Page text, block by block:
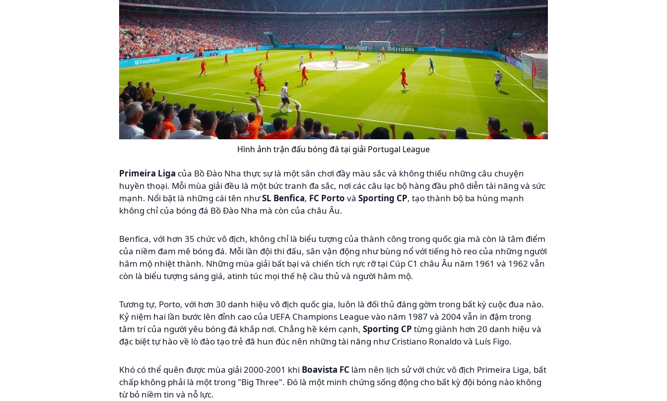
Hình ảnh trận đấu bóng đá tại giải Portugal League
Primeira Liga của Bồ Đào Nha thực sự là một sân chơi đầy màu sắc và không thiếu những câu chuyện
huyền thoại. Mỗi mùa giải đều là một bức tranh đa sắc, nơi các câu lạc bộ hàng đầu phô diễn tài năng và sức
mạnh. Nổi bật là những cái tên nhưSL Benfica, FC Porto và Sporting CP, tạo thành bộ ba hùng mạnh
không chỉ của bóng đá Bồ Đào Nha mà còn của châu Âu.
Benfica, với hơn 35 chức vô địch, không chỉ là biểu tượng của thành công trong quốc gia mà còn là tâm điểm
của niềm đam mê bóng đá. Mỗi lần đội thi đấu, sân vận động như bùng nổ với tiếng hò reo của những người
hâm mộ nhiệt thành. Những mùa giải bất bại và chiến tích rực rỡ tại Cúp C1 châu Âu năm 1961 và 1962 vẫn
còn là biểu tượng sáng giá, atinh túc mọi thế hệ cầu thủ và người hâm mộ.
Tương tự, Porto, với hơn 30 danh hiệu vô địch quốc gia, luôn là đối thủ đáng gờm trong bất kỳ cuộc đua nào.
Kỷ niệm hai lần bước lên đỉnh cao của UEFA Champions League vào năm 1987 và 2004 vẫn in đậm trong
tâm trí của người yêu bóng đá khắp nơi. Chẳng hề kém cạnh, Sporting CP từng giành hơn 20 danh hiệu và
đặc biệt tự hào về lò đào tạo trẻ đã hun đúc nên những tài năng như Cristiano Ronaldo và Luís Figo.
Khó có thể quên được mùa giải 2000-2001 khi Boavista FC làm nên lịch sử với chức vô địch Primeira Liga, bất
chấp không phải là một trong "Big Three". Đó là một minh chứng sống động cho bất kỳ đội bóng nào không
từ bỏ niềm tin và nỗ lực.